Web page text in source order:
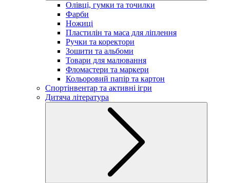
Олівці, гумки та точилки
Фарби
Ножиці
Пластилін та маса для ліплення
Ручки та коректори
Зошити та альбоми
Товари для малювання
Фломастери та маркери
Кольоровий папір та картон
Спортінвентар та активні ігри
Дитяча література